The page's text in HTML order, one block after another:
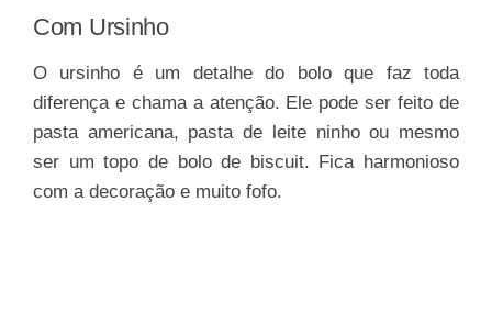
Com Ursinho
O ursinho é um detalhe do bolo que faz toda
diferença e chama a atenção. Ele pode ser feito de
pasta americana, pasta de leite ninho ou mesmo
ser um topo de bolo de biscuit. Fica harmonioso
com a decoração e muito fofo.